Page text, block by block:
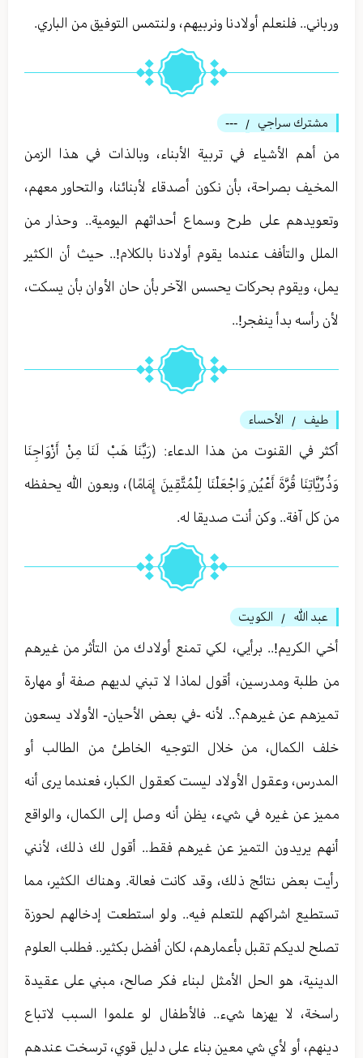
ورباني.. فلنعلم أولادنا ونربيهم، ولنتمس التوفيق من الباري.
مشترك سراجي /
---
من أهم الأشياء في تربية الأبناء، وبالذات في هذا الزمن
المخيف بصراحة، بأن نكون أصدقاء لأبنائنا، والتحاور معهم،
وتعويدهم على طرح وسماع أحداثهم اليومية.. وحذار من
الملل والتأفف عندما يقوم أولادنا بالكلام!.. حيث أن الكثير
يمل، ويقوم بحركات يحسس الآخر بأن حان الأوان بأن يسكت،
لأن رأسه بدأ ينفجر!..
طيف / الأحساء
أكثر في القنوت من هذا الدعاء: (رَبَّنَا هَبْ لَنَا مِنْ أَزْوَاجِنَا
وَذُرِّيَّاتِنَا قُرَّةَ أَعْيُنٍ وَاجْعَلْنَا لِلْمُتَّقِينَ إِمَامًا)، وبعون الله يحفظه
من كل آفة.. وكن أنت صديقا له.
عبد الله / الكويت
أخي الكريم!.. برأيي، لكي تمنع أولادك من التأثر من غيرهم
من طلبة ومدرسين، أقول لماذا لا تبني لديهم صفة أو مهارة
تميزهم عن غيرهم؟.. لأنه -في بعض الأحيان- الأولاد يسعون
خلف الكمال، من خلال التوجيه الخاطئ من الطالب أو
المدرس، وعقول الأولاد ليست كعقول الكبار، فعندما يرى أنه
مميز عن غيره في شيء، يظن أنه وصل إلى الكمال، والواقع
أنهم يريدون التميز عن غيرهم فقط.. أقول لك ذلك، لأنني
رأيت بعض نتائج ذلك، وقد كانت فعالة. وهناك الكثير، مما
تستطيع اشراكهم للتعلم فيه.. ولو استطعت إدخالهم لحوزة
تصلح لديكم تقبل بأعمارهم، لكان أفضل بكثير.. فطلب العلوم
الدينية، هو الحل الأمثل لبناء فكر صالح، مبني على عقيدة
راسخة، لا يهزها شيء.. فالأطفال لو علموا السبب لاتباع
دينهم، أو لأي شي معين بناء على دليل قوي، ترسخت عندهم